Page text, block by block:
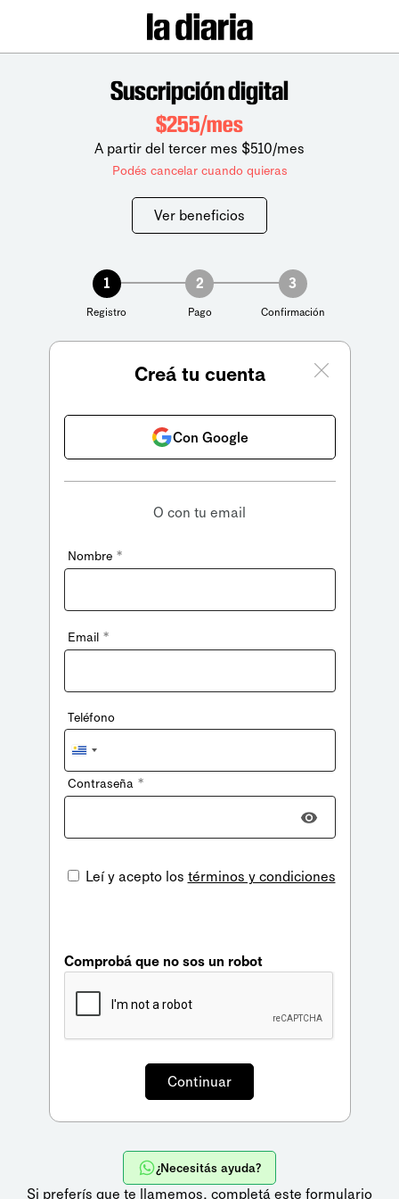
Suscripción digital
$255/mes
A partir del tercer mes $510/mes
Podés cancelar cuando quieras
Ver beneficios
1
Registro
2
Pago
3
Confirmación
Creá tu cuenta
Con Google
O con tu email
Nombre *
Email *
Teléfono
Uruguay
+598
Contraseña *
Leí y acepto los términos y condiciones
Comprobá que no sos un robot
¿Necesitás ayuda?
Si preferís que te llamemos, completá este formulario